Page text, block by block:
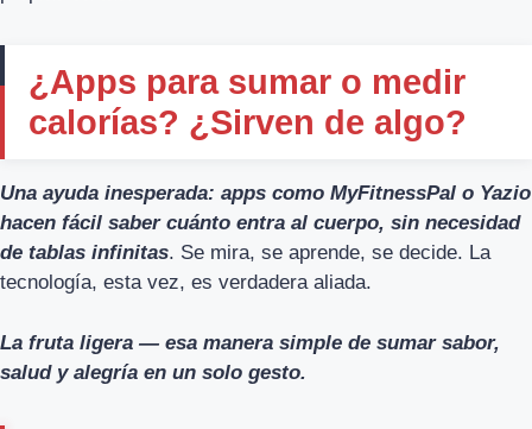
¿Apps para sumar o medir
calorías? ¿Sirven de algo?
Una ayuda inesperada: apps como MyFitnessPal o Yazio
hacen fácil saber cuánto entra al cuerpo, sin necesidad
de tablas infinitas. Se mira, se aprende, se decide. La
tecnología, esta vez, es verdadera aliada.
La fruta ligera — esa manera simple de sumar sabor,
salud y alegría en un solo gesto.